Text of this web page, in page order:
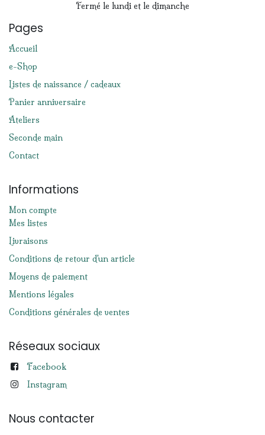
Fermé le lundi et le dimanche
Pages
Accueil
e-Shop
Listes de naissance / cadeaux
Panier anniversaire
Ateliers
Seconde main
Contact
Informations
Mon compte
Mes listes
Livraisons
Conditions de retour d'un article
Moyens de paiement
Mentions légales
Conditions générales de ventes
Réseaux sociaux
Facebook
Instagram
Nous contacter